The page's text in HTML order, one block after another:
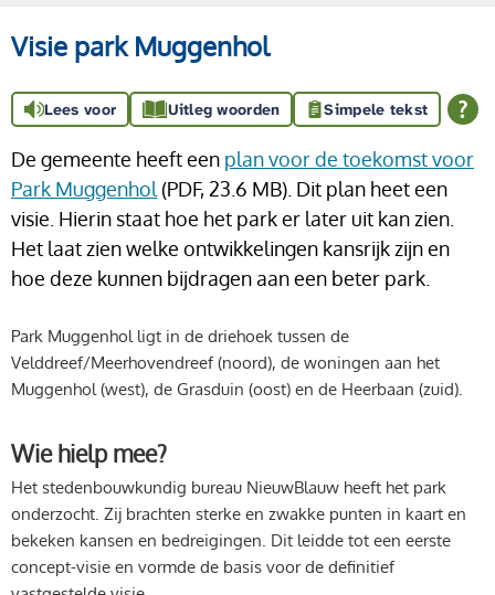
Visie park Muggenhol
Lees voor Uitleg woorden Simpele tekst
De gemeente heeft een plan voor de toekomst voor
Park Muggenhol (PDF, 23.6 MB) . Dit plan heet een
visie. Hierin staat hoe het park er later uit kan zien.
Het laat zien welke ontwikkelingen kansrijk zijn en
hoe deze kunnen bijdragen aan een beter park.
Park Muggenhol ligt in de driehoek tussen de
Velddreef/Meerhovendreef (noord), de woningen aan het
Muggenhol (west), de Grasduin (oost) en de Heerbaan (zuid).
Wie hielp mee?
Het stedenbouwkundig bureau NieuwBlauw heeft het park
onderzocht. Zij brachten sterke en zwakke punten in kaart en
bekeken kansen en bedreigingen. Dit leidde tot een eerste
concept-visie en vormde de basis voor de definitief